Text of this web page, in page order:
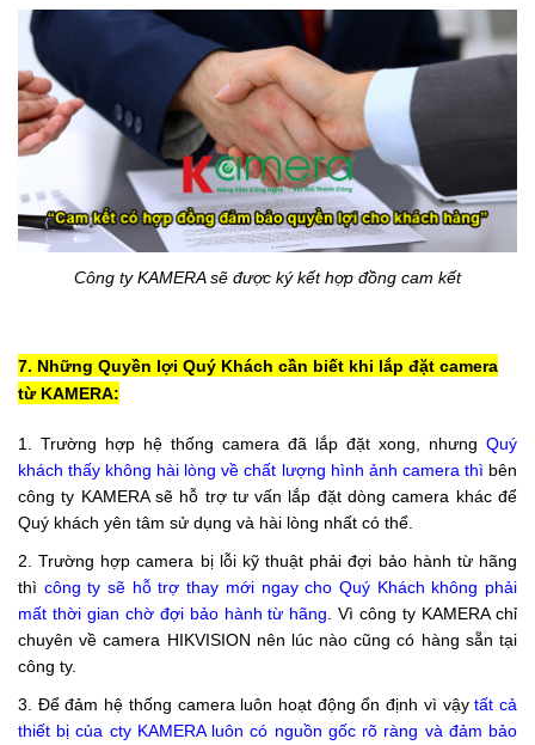
Công ty KAMERA sẽ được ký kết hợp đồng cam kết
7. Những Quyền lợi Quý Khách cần biết khi lắp đặt camera
từ KAMERA:
1. Trường hợp hệ thống camera đã lắp đặt xong, nhưng Quý
khách thấy không hài lòng về chất lượng hình ảnh camera thì bên
công ty KAMERA sẽ hỗ trợ tư vấn lắp đặt dòng camera khác để
Quý khách yên tâm sử dụng và hài lòng nhất có thể.
2. Trường hợp camera bị lỗi kỹ thuật phải đợi bảo hành từ hãng
thì công ty sẽ hỗ trợ thay mới ngay cho Quý Khách không phải
mất thời gian chờ đợi bảo hành từ hãng . Vì công ty KAMERA chỉ
chuyên về camera HIKVISION nên lúc nào cũng có hàng sẵn tại
công ty.
3. Để đảm hệ thống camera luôn hoạt động ổn định vì vậytất cả
thiết bị của cty KAMERA luôn có nguồn gốc rõ ràng và đảm bảo